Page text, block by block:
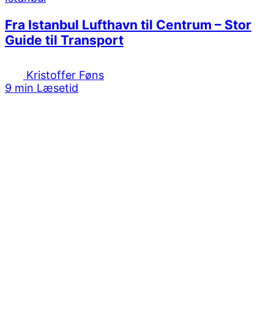
Fra Istanbul Lufthavn til Centrum – Stor
Guide til Transport
Kristoffer Føns
9 min Læsetid